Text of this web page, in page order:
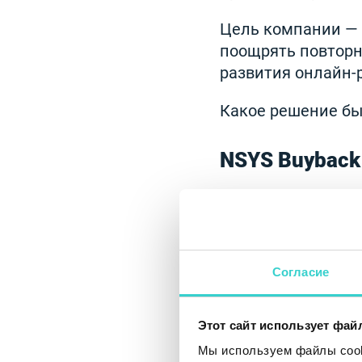
Согласие
Этот сайт использует
Мы используем файлы
Цель компании —
поощрять
развития
Какое решение
NSYS Buyback
внимание на
доходит до